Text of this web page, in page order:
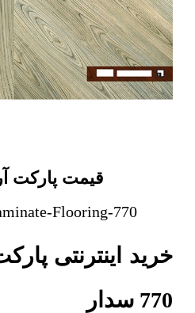
قیمت پارکت آرتا
Flooring-770
خرید اینترنتی
770 سدار